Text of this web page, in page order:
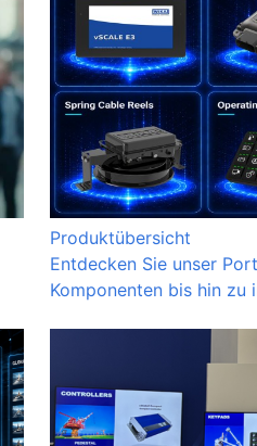
Produktübersicht
Entdecken Sie unser
Komponenten bis hin zu